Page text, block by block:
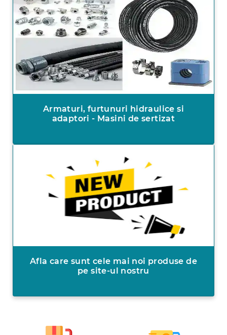
Armaturi, furtunuri hidraulice si
adaptori - Masini de sertizat
Afla care sunt cele mai noi produse de
pe site-ul nostru